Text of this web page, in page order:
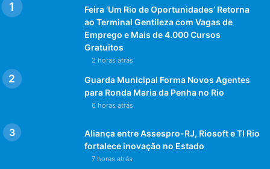
Feira ‘Um Rio de Oportunidades’ Retorna
ao Terminal Gentileza com Vagas de
Emprego e Mais de 4.000 Cursos
Gratuitos
2 horas atrás
Guarda Municipal Forma Novos Agentes
para Ronda Maria da Penha no Rio
6 horas atrás
Aliança entre Assespro-RJ, Riosoft e TI Rio
fortalece inovação no Estado
7 horas atrás